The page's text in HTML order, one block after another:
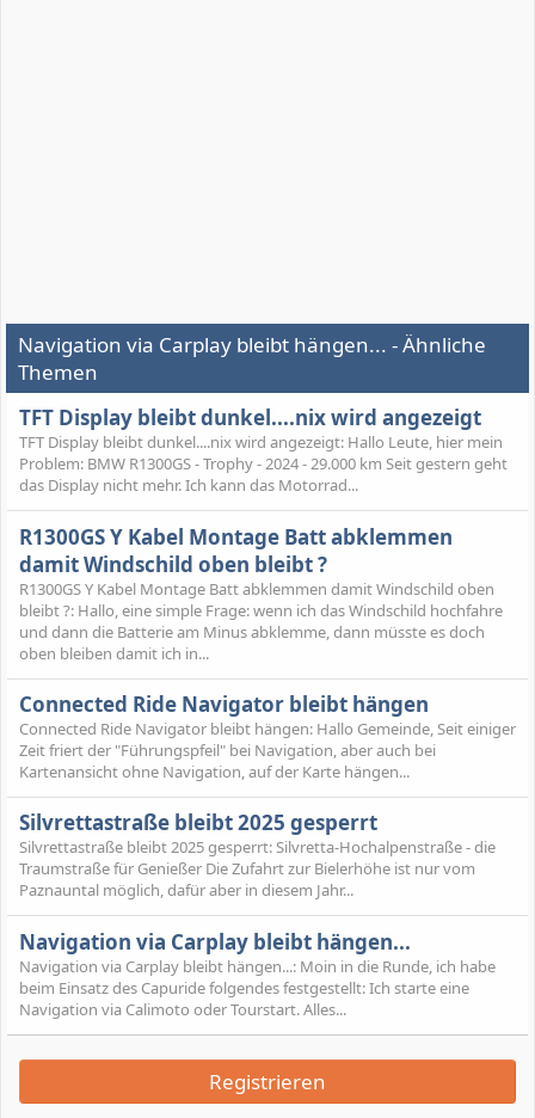
Navigation via Carplay bleibt hängen... - Ähnliche
Themen
TFT Display bleibt dunkel....nix wird angezeigt
TFT Display bleibt dunkel....nix wird angezeigt: Hallo Leute, hier mein
Problem: BMW R1300GS - Trophy - 2024 - 29.000 km Seit gestern geht
das Display nicht mehr. Ich kann das Motorrad...
R1300GS Y Kabel Montage Batt abklemmen
damit Windschild oben bleibt ?
R1300GS Y Kabel Montage Batt abklemmen damit Windschild oben
bleibt ?: Hallo, eine simple Frage: wenn ich das Windschild hochfahre
und dann die Batterie am Minus abklemme, dann müsste es doch
oben bleiben damit ich in...
Connected Ride Navigator bleibt hängen
Connected Ride Navigator bleibt hängen: Hallo Gemeinde, Seit einiger
Zeit friert der "Führungspfeil" bei Navigation, aber auch bei
Kartenansicht ohne Navigation, auf der Karte hängen...
Silvrettastraße bleibt 2025 gesperrt
Silvrettastraße bleibt 2025 gesperrt: Silvretta-Hochalpenstraße - die
Traumstraße für Genießer Die Zufahrt zur Bielerhöhe ist nur vom
Paznauntal möglich, dafür aber in diesem Jahr...
Navigation via Carplay bleibt hängen...
Navigation via Carplay bleibt hängen...: Moin in die Runde, ich habe
beim Einsatz des Capuride folgendes festgestellt: Ich starte eine
Navigation via Calimoto oder Tourstart. Alles...
Registrieren